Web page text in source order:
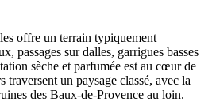
offre un terrain typiquement
passages sur dalles, garrigues basses
sèche et parfumée est au cœur de
traversent un paysage classé, avec la
des Baux-de-Provence au loin.